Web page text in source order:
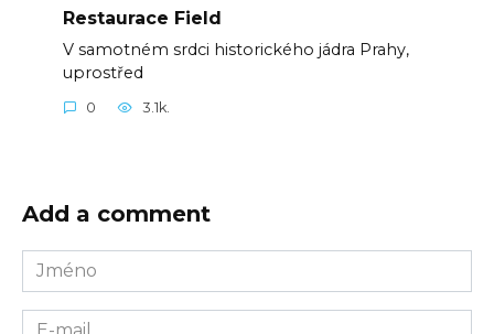
Restaurace Field
V samotném srdci historického jádra Prahy,
uprostřed
0 3.1k.
Add a comment
Jméno
E-